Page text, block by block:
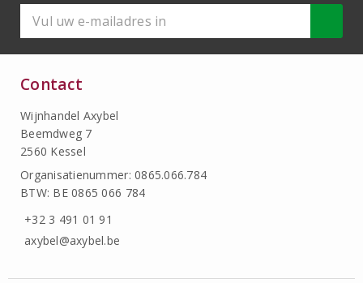
Contact
Wijnhandel Axybel
Beemdweg 7
2560 Kessel
Organisatienummer: 0865.066.784
BTW: BE 0865 066 784
+32 3 491 01 91
axybel@axybel.be